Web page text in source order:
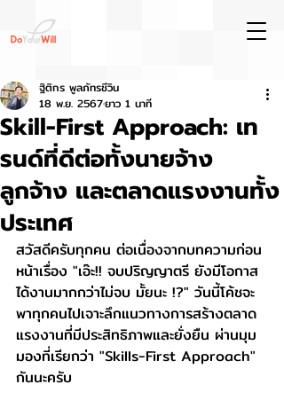
Skill-First Approach: เท
รนด์ที่ดีต่อทั้งนายจ้าง
ลูกจ้าง และตลาดแรงงานทั้ง
ประเทศ
ฐิติกร พูลภัทรชีวิน
18 พ.ย. 2567ยาว 1 นาที
สวัสดีครับทุกคน ต่อเนื่องจากบทความก่อน
หน้าเรื่อง "เอ๊ะ!! จบปริญญาตรี ยังมีโอกาส
ได้งานมากกว่าไม่จบ มั้ยนะ !?" วันนี้โค้ชจะ
พาทุกคนไปเจาะลึกแนวทางการสร้างตลาด
แรงงานที่มีประสิทธิภาพและยั่งยืน ผ่านมุม
มองที่เรียกว่า "Skills-First Approach"
กันนะครับ